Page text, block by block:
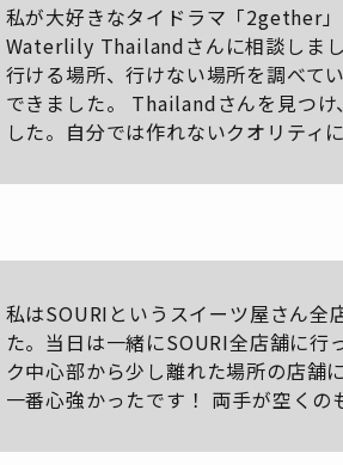
私が大好きなタイドラマ「2gether
Waterlily Thailandさんに相談しまし
行ける場所、行けない場所を調べて
できました。 Thailandさんを見つけ
した。自分では作れないクオリティに
私はSOURIというスイーツ屋さん全
た。当日は一緒にSOURI全店舗に行
ク中心部から少し離れた場所の店舗
一番心強かったです！ 両手が空くの